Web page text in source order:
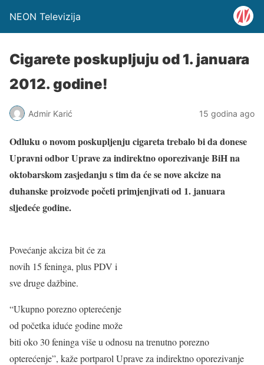
NEON Televizija
Cigarete poskupljuju od 1. januara
2012. godine!
Admir Karić 15 godina ago
Odluku o novom poskupljenju cigareta trebalo bi da donese
Upravni odbor Uprave za indirektno oporezivanje BiH na
oktobarskom zasjedanju s tim da će se nove akcize na
duhanske proizvode početi primjenjivati od 1. januara
sljedeće godine.
Povećanje akciza bit će za
novih 15 feninga, plus PDV i
sve druge dažbine.
“Ukupno porezno opterećenje
od početka iduće godine može
biti oko 30 feninga više u odnosu na trenutno porezno
opterećenje”, kaže portparol Uprave za indirektno oporezivanje